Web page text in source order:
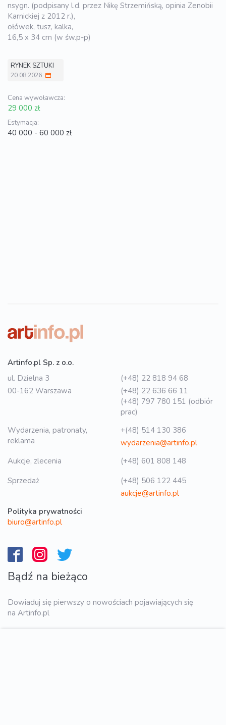
nsygn. (podpisany l.d. przez Nikę Strzemińską, opinia Zenobii
Karnickiej z 2012 r.),
ołówek, tusz, kalka,
16,5 x 34 cm (w św.p-p)
RYNEK SZTUKI
20.08.2026
Cena wywoławcza:
29 000 zł
Estymacja:
40 000 - 60 000 zł
Artinfo.pl Sp. z o.o.
ul. Dzielna 3
00-162 Warszawa
(+48) 22 818 94 68
(+48) 22 636 66 11
(+48) 797 780 151 (odbiór
prac)
Wydarzenia, patronaty,
reklama
+(48) 514 130 386
wydarzenia@artinfo.pl
Aukcje, zlecenia
(+48) 601 808 148
Sprzedaż
(+48) 506 122 445
aukcje@artinfo.pl
Polityka prywatności
biuro@artinfo.pl
Bądź na bieżąco
Dowiaduj się pierwszy o nowościach pojawiających się
na Artinfo.pl